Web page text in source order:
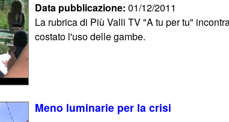
Data pubblicazione:01/12/2011
La rubrica di Più Valli TV "A tu per tu"
costato l'uso delle gambe.
Meno luminarie per la crisi